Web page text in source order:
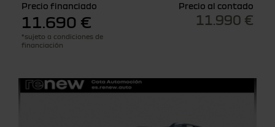
Precio financiado
11.690 €
*sujeto a condiciones de
financiación
Precio al contado
11.990 €